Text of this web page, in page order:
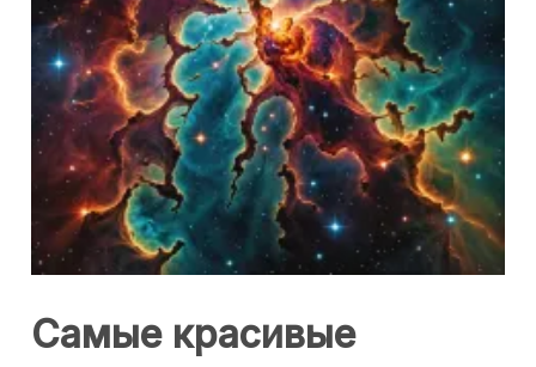
Самые красивые